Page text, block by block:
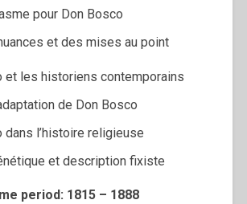
pour Don Bosco
et des mises au point
et les historiens contemporains
de Don Bosco
dans l’histoire religieuse
et description fixiste
period: 1815 – 1888